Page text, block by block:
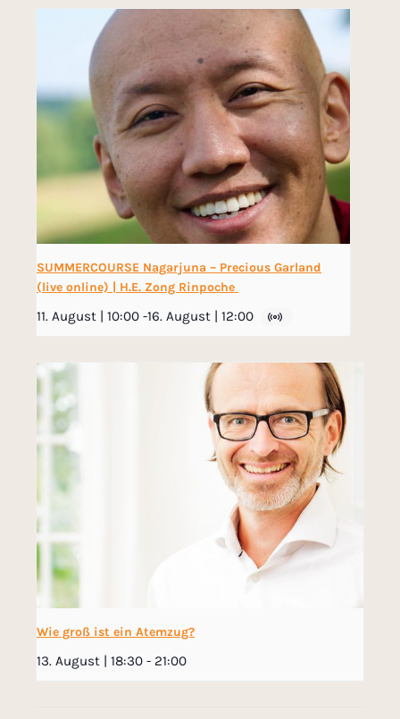
SUMMERCOURSE Nagarjuna – Precious Garland
(live online) | H.E. Zong Rinpoche
11. August | 10:00 -16. August | 12:00
Wie groß ist ein Atemzug?
13. August | 18:30 - 21:00